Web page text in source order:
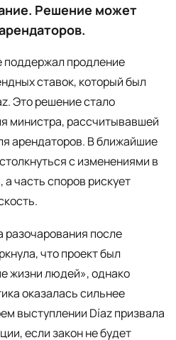
Решение может
продление
ставок, который был
Это решение стало
министра, рассчитывавшей
арендаторов. В ближайшие
с изменениями в
часть споров рискует
разочарования после
что проект был
жизни людей», однако
оказалась сильнее
выступлении Díaz призвала
если закон не будет